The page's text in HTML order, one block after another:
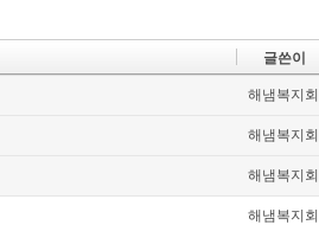
글쓴이
해냄복지회
해냄복지회
해냄복지회
해냄복지회